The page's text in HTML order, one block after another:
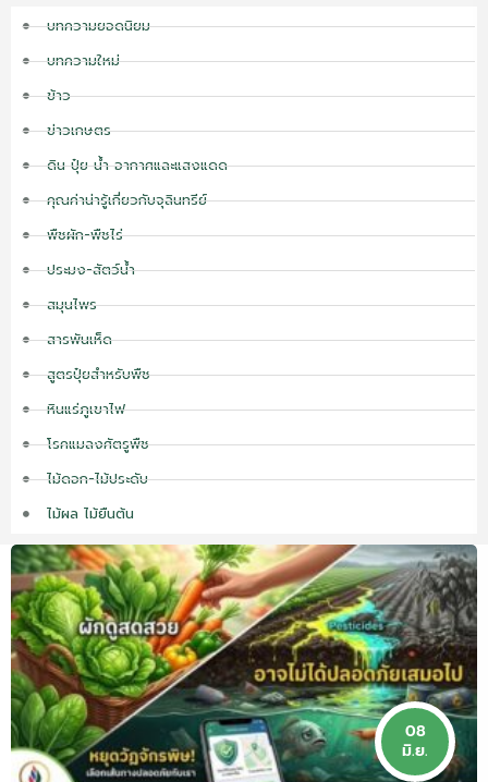
บทความยอดนิยม
บทความใหม่
ข้าว
ข่าวเกษตร
ดิน ปุ๋ย น้ำ อากาศและแสงแดด
คุณค่าน่ารู้เกี่ยวกับจุลินทรีย์
พืชผัก-พืชไร่
ประมง-สัตว์น้ำ
สมุนไพร
สารพันเห็ด
สูตรปุ๋ยสำหรับพืช
หินแร่ภูเขาไฟ
โรคแมลงศัตรูพืช
ไม้ดอก-ไม้ประดับ
ไม้ผล ไม้ยืนต้น
08
มิ.ย.